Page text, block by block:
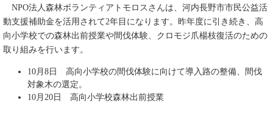
NPO法人森林ボランティアトモロスさんは、河内長野市市民公益活
動支援補助金を活用されて2年目になります。昨年度に引き続き、高
向小学校での森林出前授業や間伐体験、クロモジ爪楊枝復活のための
取り組みを行います。
10月8日 高向小学校の間伐体験に向けて導入路の整備、間伐
対象木の選定。
10月20日 高向小学校森林出前授業